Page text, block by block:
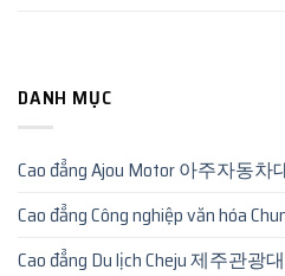
DANH MỤC
Cao đẳng Ajou Motor 아주자동차
Cao đẳng Công nghiệp văn hóa
Cao đẳng Du lịch Cheju 제주관광